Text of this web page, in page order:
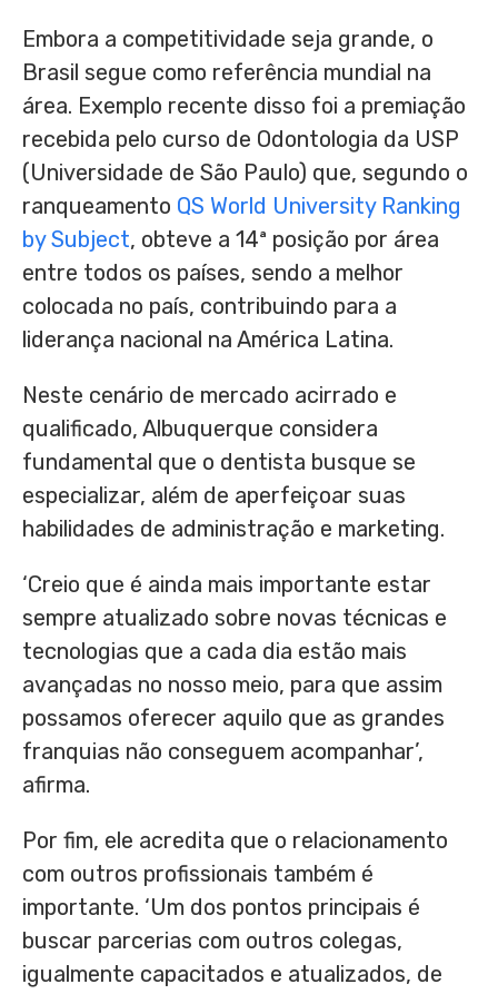
Embora a competitividade seja grande, o
Brasil segue como referência mundial na
área. Exemplo recente disso foi a premiação
recebida pelo curso de Odontologia da USP
(Universidade de São Paulo) que, segundo o
ranqueamento QS World University Ranking
by Subject, obteve a 14ª posição por área
entre todos os países, sendo a melhor
colocada no país, contribuindo para a
liderança nacional na América Latina.
Neste cenário de mercado acirrado e
qualificado, Albuquerque considera
fundamental que o dentista busque se
especializar, além de aperfeiçoar suas
habilidades de administração e marketing.
‘Creio que é ainda mais importante estar
sempre atualizado sobre novas técnicas e
tecnologias que a cada dia estão mais
avançadas no nosso meio, para que assim
possamos oferecer aquilo que as grandes
franquias não conseguem acompanhar’,
afirma.
Por fim, ele acredita que o relacionamento
com outros profissionais também é
importante. ‘Um dos pontos principais é
buscar parcerias com outros colegas,
igualmente capacitados e atualizados, de